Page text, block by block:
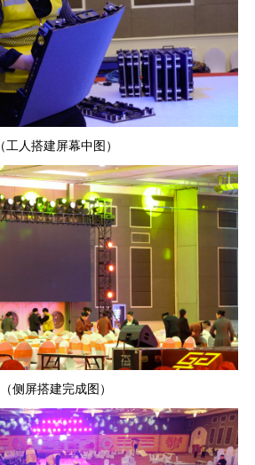
（工人搭建屏幕中图）
（侧屏搭建完成图）